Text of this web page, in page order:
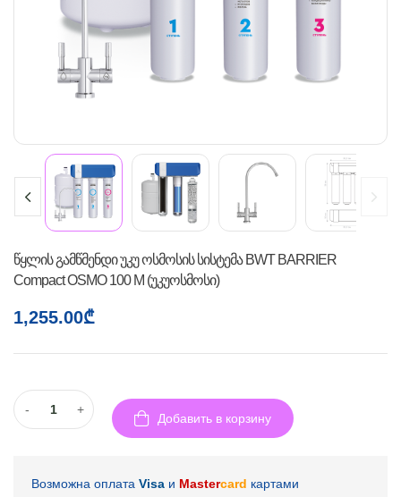
წყლის გამწმენდი უკუ ოსმოსის სისტემა BWT BARRIER
Compact OSMO 100 M (უკუოსმოსი)
1,255.00₾
- +
Добавить в корзину
Возможна оплата Visa и Mastercard картами